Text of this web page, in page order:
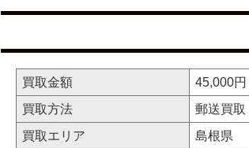
買取金額
45,000円
買取方法
郵送買取
買取エリア
島根県